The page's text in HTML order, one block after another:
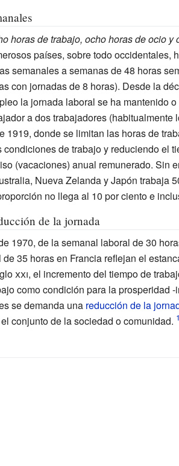
horas de trabajo, ocho horas de ocio y
países, sobre todo occidentales,
semanales a semanas de 48 horas
con jornadas de 8 horas). Desde la
la jornada laboral se ha mantenido
a dos trabajadores (habitualmente
donde se limitan las horas de
de trabajo y reduciendo el
(vacaciones) anual remunerado. Sin
Nueva Zelanda y Japón trabaja
no llega al 10 por ciento e
de la jornada
1970, de la semanal laboral de 30
35 horas en Francia reflejan el
xxi, el incremento del tiempo de
como condición para la prosperidad
se demanda una reducción de la
conjunto de la sociedad o comunidad.